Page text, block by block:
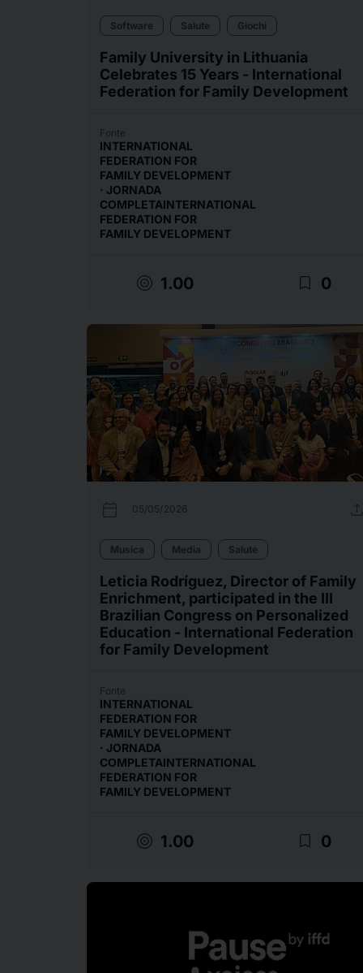
Software Salute Giochi
Family University in Lithuania
Celebrates 15 Years - International
Federation for Family Development
Fonte
INTERNATIONAL
FEDERATION FOR
FAMILY DEVELOPMENT
· JORNADA
COMPLETAINTERNATIONAL
FEDERATION FOR
FAMILY DEVELOPMENT
target 1.00 bookmark_border 0
calendar_today 05/05/2026
Musica Media Salute
Leticia Rodríguez, Director of Family
Enrichment, participated in the III
Brazilian Congress on Personalized
Education - International Federation
for Family Development
Fonte
INTERNATIONAL
FEDERATION FOR
FAMILY DEVELOPMENT
· JORNADA
COMPLETAINTERNATIONAL
FEDERATION FOR
FAMILY DEVELOPMENT
target 1.00 bookmark_border 0